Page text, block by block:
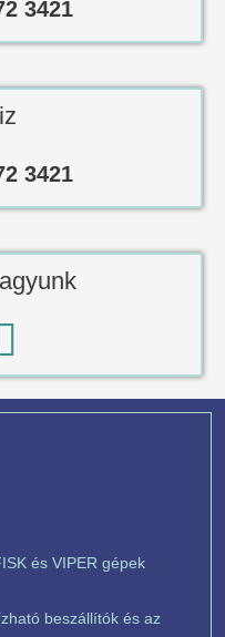
3421
3421
és VIPER gépek
beszállítók és az